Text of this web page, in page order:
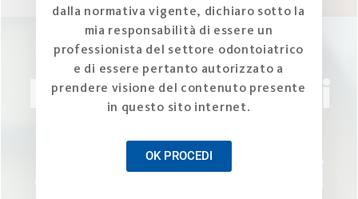
Esplora gli articoli
e gli
approfondimenti
dalla normativa vigente, dichiaro sotto la
mia responsabilità di essere un
professionista del settore odontoiatrico
e di essere pertanto autorizzato a
prendere visione del contenuto presente
in questo sito internet.
OK PROCEDI